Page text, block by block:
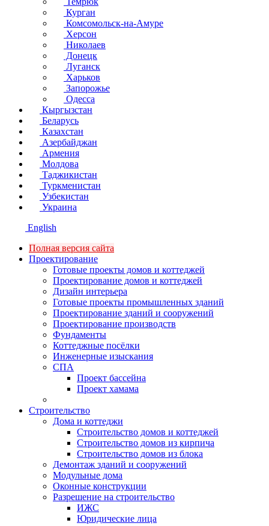
Курган
Комсомольск-на-Амуре
Херсон
Николаев
Донецк
Луганск
Харьков
Запорожье
Одесса
Кыргызстан
Беларусь
Казахстан
Азербайджан
Армения
Молдова
Таджикистан
Туркменистан
Узбекистан
Украина
English
Полная версия сайта
Проектирование
Готовые проекты домов и коттеджей
Проектирование домов и коттеджей
Дизайн интерьера
Готовые проекты промышленных зданий
Проектирование зданий и сооружений
Проектирование производств
Фундаменты
Коттеджные посёлки
Инженерные изыскания
СПА
Проект бассейна
Проект хамама
Строительство
Дома и коттеджи
Строительство домов и коттеджей
Строительство домов из кирпича
Строительство домов из блока
Демонтаж зданий и сооружений
Модульные дома
Оконные конструкции
Разрешение на строительство
ИЖС
Юридические лица